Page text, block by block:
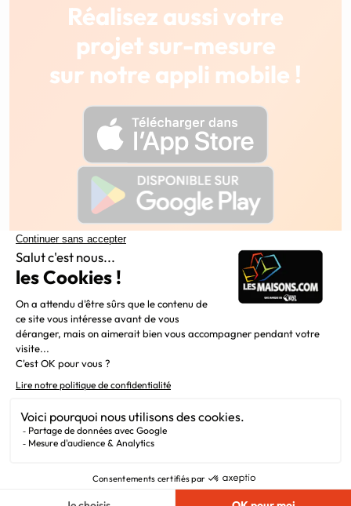
Réalisez aussi votre
projet sur-mesure
sur notre appli mobile !
Constructeur de maisons individuelles, Maisons.com est une
grand nord de la France.